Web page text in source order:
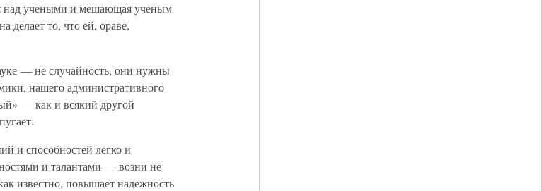
над учеными и мешающая ученым
делает то, что ей, ораве,
— не случайность, они нужны
нашего административного
— как и всякий другой
и способностей легко и
и талантами — возни не
известно, повышает надежность